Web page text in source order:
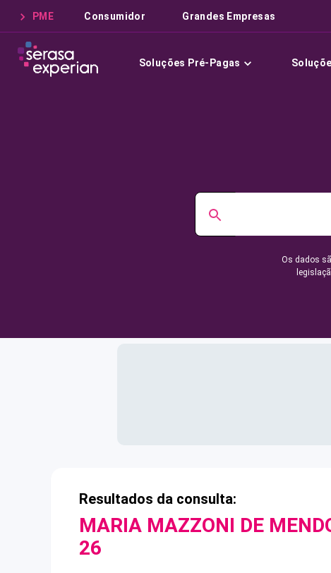
PME Consumidor Grandes Empresas
Soluções Pré-Pagas
Os dados
Resultados da consulta:
MARIA MAZZONI DE
26